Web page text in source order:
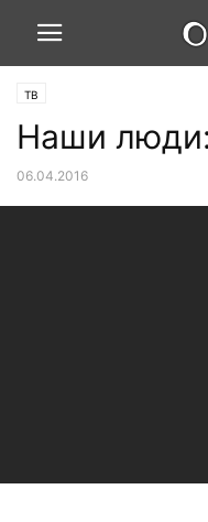
ТВ
Наши
06.04.2016